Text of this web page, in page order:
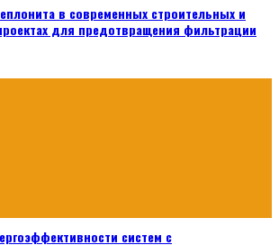
в современных строительных и
для предотвращения фильтрации
систем с